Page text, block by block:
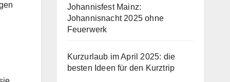
Johannisfest Mainz:
Johannisnacht 2025 ohne
Feuerwerk
Kurzurlaub im April 2025: die
besten Ideen für den Kurztrip